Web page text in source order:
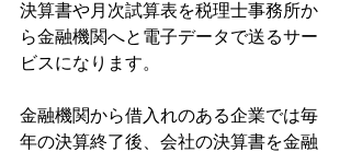
決算書や月次試算表を税理士事務所か
ら金融機関へと電子データで送るサー
ビスになります。
金融機関から借入れのある企業では毎
年の決算終了後、会社の決算書を金融